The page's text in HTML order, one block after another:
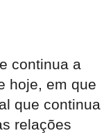
continua a
hoje, em que
que continua
relações